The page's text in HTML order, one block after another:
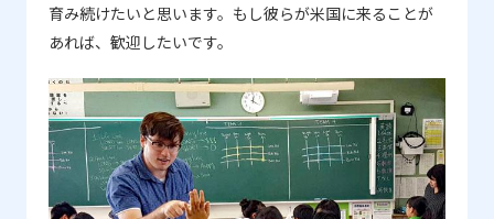
育み続けたいと思います。もし彼らが米国に来ることが
あれば、歓迎したいです。